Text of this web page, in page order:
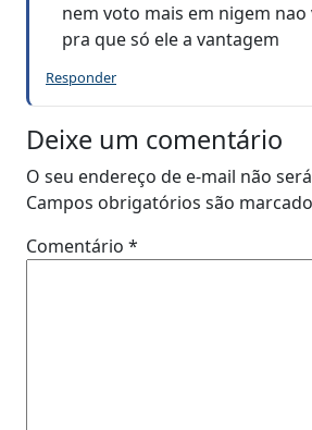
nem voto mais em nigem nao
pra que só ele a vantagem
Responder
Deixe um comentário
O seu endereço de e-mail não
Campos obrigatórios são
Comentário *